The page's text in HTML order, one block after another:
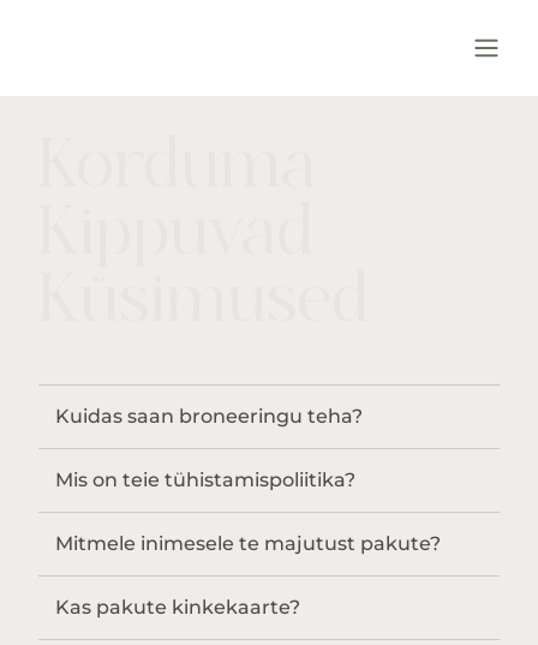
Kuidas saan broneeringu teha?
Mis on teie tühistamispoliitika?
Mitmele inimesele te majutust pakute?
Kas pakute kinkekaarte?